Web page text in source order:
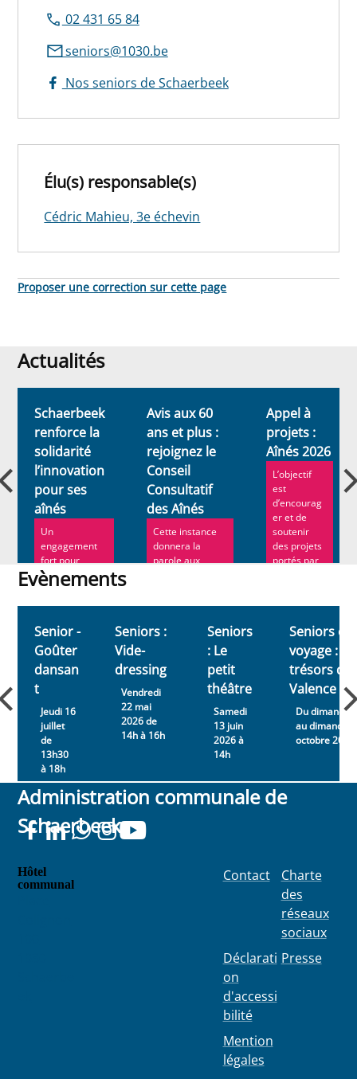
02 431 65 84
seniors@1030.be
Nos seniors de Schaerbeek
Élu(s) responsable(s)
Cédric Mahieu, 3e échevin
Proposer une correction sur cette page
Actualités
Actualités
Schaerbeek
renforce la
solidarité
l’innovation
pour ses
aînés
Un
engagement
fort pour
construire une
commune où
chaque
âgée...
Avis aux 60
ans et plus :
rejoignez le
Conseil
Consultatif
des Aînés
Cette instance
donnera la
parole aux
plus c...
Appel à
projets :
Aînés 2026
L’objectif
est
d’encourag
er et de
soutenir
des projets
portés par
Evènements
Evènements
Senior -
Goûter
dansan
t
Jeudi 16
juillet
de
13h30
à 18h
Seniors :
Vide-
dressing
Vendredi
22 mai
2026 de
14h à 16h
Seniors
: Le
petit
théâtre
Samedi
13 juin
2026 à
14h
Seniors en
voyage : les
trésors de
Valence
Du dimanche
au dimanche
octobre 2026
Administration communale de
Schaerbeek
Hôtel
communal
Contact
Déclarati
on
d'accessi
bilité
Mention
légales
Charte
des
réseaux
sociaux
Presse